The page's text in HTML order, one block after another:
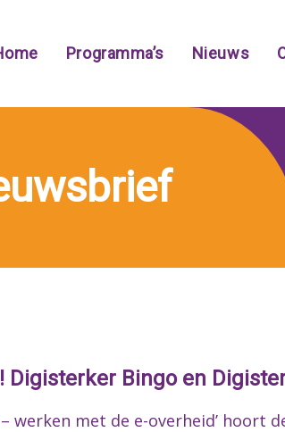
Programma’s Nieuws
Bingo en
werken met de e-overheid’ hoort